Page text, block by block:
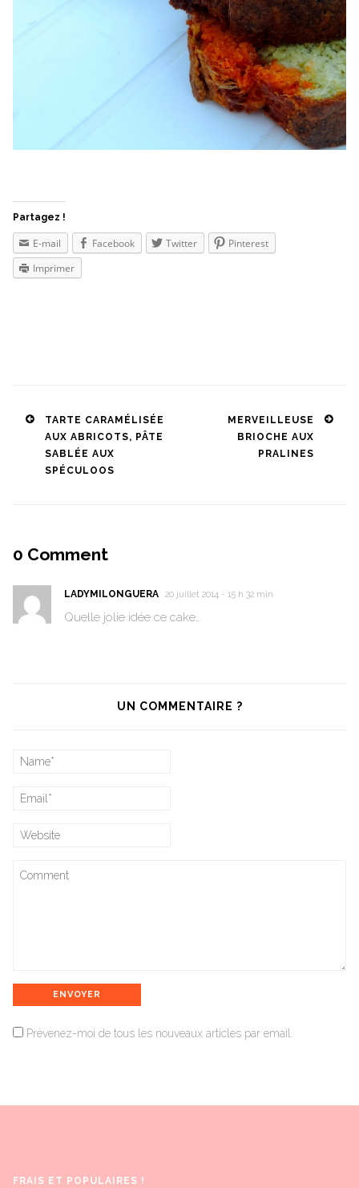
Partagez !
E-mail Facebook Twitter
Pinterest
Imprimer
Post
navigation
TARTE CARAMÉLISÉE
AUX ABRICOTS, PÂTE
SABLÉE AUX
SPÉCULOOS
MERVEILLEUSE
BRIOCHE AUX
PRALINES
0 Comment
LADYMILONGUERA 20 juillet 2014 - 15 h 32 min
Quelle jolie idée ce cake…
UN COMMENTAIRE ?
Prévenez-moi de tous les nouveaux articles par email.
FRAIS ET POPULAIRES !